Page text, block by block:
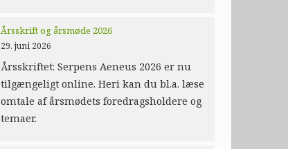
Årsskrift og årsmøde 2026
29. juni 2026
Årsskriftet: Serpens Aeneus 2026 er nu
tilgængeligt online. Heri kan du bl.a. læse
omtale af årsmødets foredragsholdere og
temaer.